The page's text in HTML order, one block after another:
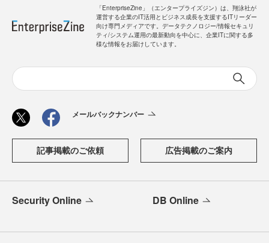
「EnterpriseZine」（エンタープライズジン）は、翔泳社が
運営する企業のIT活用とビジネス成長を支援するITリーダー
向け専門メディアです。データテクノロジー/情報セキュリ
ティ/システム運用の最新動向を中心に、企業ITに関する多
様な情報をお届けしています。
メールバックナンバー
記事掲載のご依頼 広告掲載のご案内
Security Online DB Online